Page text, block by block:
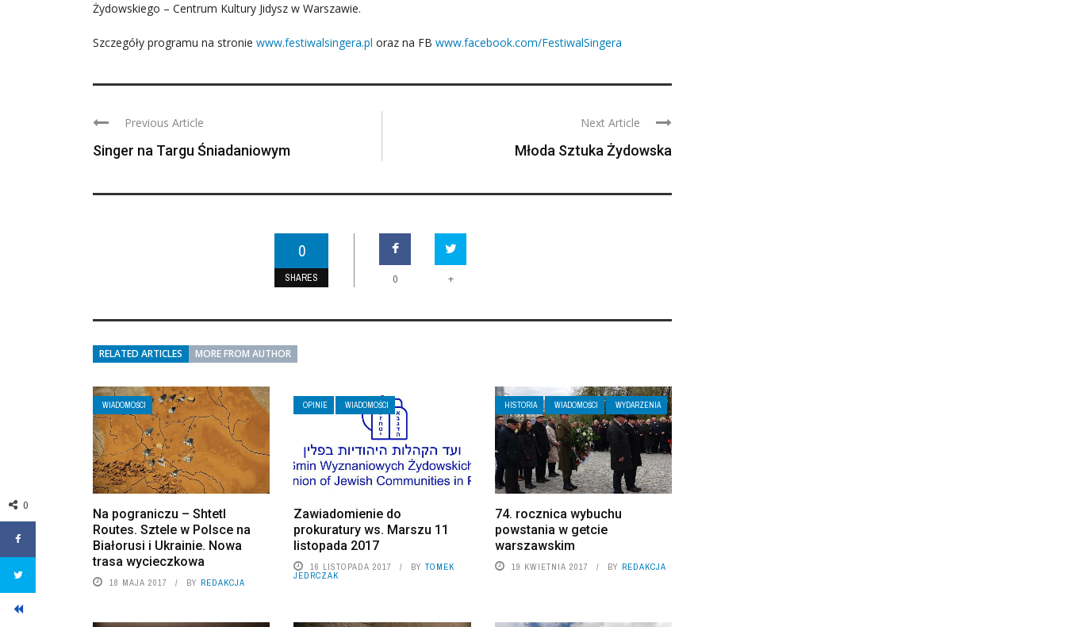
Żydowskiego – Centrum Kultury Jidysz w Warszawie.
Szczegóły programu na stronie www.festiwalsingera.pl oraz na FB www.facebook.com/FestiwalSingera
Previous Article
Singer na Targu Śniadaniowym
Next Article
Młoda Sztuka Żydowska
0
SHARES 0 +
RELATED ARTICLES MORE FROM AUTHOR
WIADOMOŚCI
Na pograniczu – Shtetl
Routes. Sztele w Polsce na
Białorusi i Ukrainie. Nowa
trasa wycieczkowa
18 MAJA 2017 BY REDAKCJA
OPINIE WIADOMOŚCI
Zawiadomienie do
prokuratury ws. Marszu 11
listopada 2017
16 LISTOPADA 2017 BYTOMEK
JEDRCZAK
HISTORIA WIADOMOŚCI WYDARZENIA
74. rocznica wybuchu
powstania w getcie
warszawskim
19 KWIETNIA 2017 BY REDAKCJA
0